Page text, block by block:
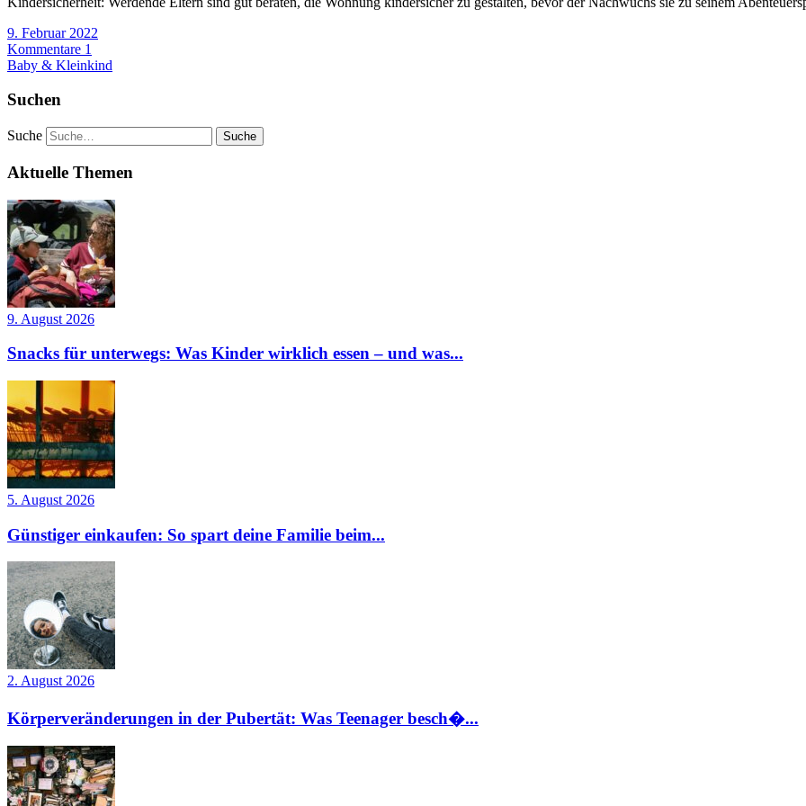
9. Februar 2022
Kommentare 1
Baby & Kleinkind
Suchen
Suche
Aktuelle Themen
9. August 2026
Snacks für unterwegs: Was Kinder wirklich essen – und was...
5. August 2026
Günstiger einkaufen: So spart deine Familie beim...
2. August 2026
Körperveränderungen in der Pubertät: Was Teenager besch�...